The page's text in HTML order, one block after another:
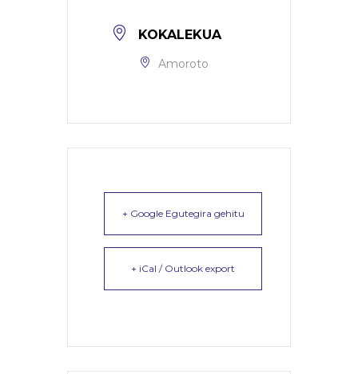
KOKALEKUA
Amoroto
+ Google Egutegira gehitu
+ iCal / Outlook export